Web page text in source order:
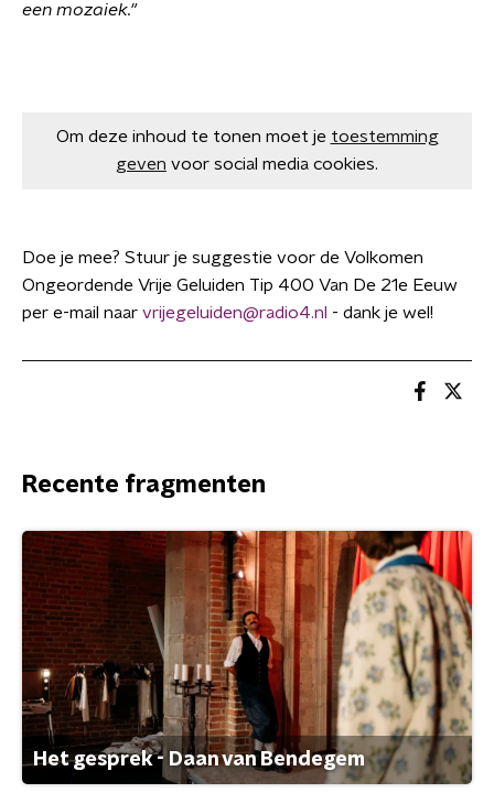
een mozaiek."
Om deze inhoud te tonen moet je toestemming
geven voor social media cookies.
Doe je mee? Stuur je suggestie voor de Volkomen
Ongeordende Vrije Geluiden Tip 400 Van De 21e Eeuw
per e-mail naar vrijegeluiden@radio4.nl - dank je wel!
Recente fragmenten
Het gesprek - Daan van Bendegem